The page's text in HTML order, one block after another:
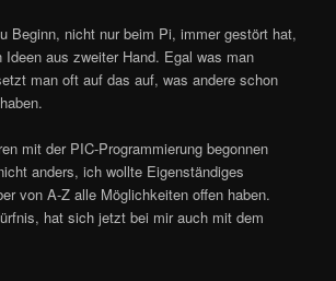
Beginn, nicht nur beim Pi, immer gestört hat,
aus zweiter Hand. Egal was man
man oft auf das auf, was andere schon
mit der PIC-Programmierung begonnen
anders, ich wollte Eigenständiges
von A-Z alle Möglichkeiten offen haben.
hat sich jetzt bei mir auch mit dem